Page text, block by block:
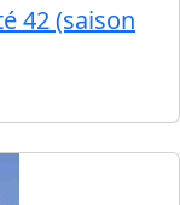
42 (saison